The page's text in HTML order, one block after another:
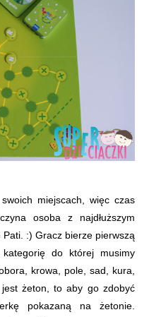
miejscach, więc czas
osoba z najdłuższym
:) Gracz bierze pierwszą
do której musimy
krowa, pole, sad, kura,
żeton, to aby go zdobyć
pokazaną na żetonie.